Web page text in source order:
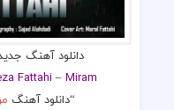
دانلود آهنگ
Fattahi–Miram
“دانلود آهنگ